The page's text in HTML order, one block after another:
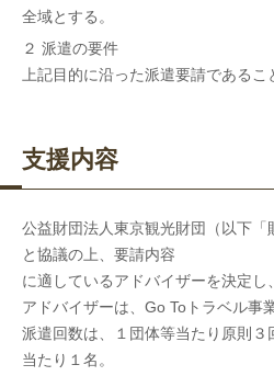
全域とする。
２ 派遣の要件
上記目的に沿った派遣要請であるこ
支援内容
公益財団法人東京観光財団（以下
と協議の上、要請内容
に適しているアドバイザーを決定し
アドバイザーは、Go Toトラベル事
派遣回数は、１団体等当たり原則
当たり１名。